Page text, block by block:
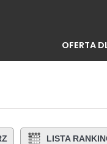
OFERTA
LISTA